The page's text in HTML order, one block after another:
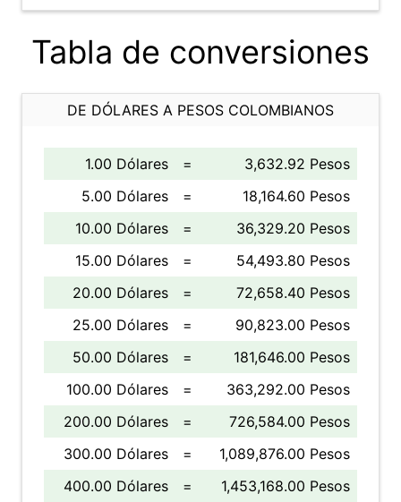
Tabla de conversiones
DE DÓLARES A PESOS COLOMBIANOS
1.00 Dólares =
3,632.92 Pesos
5.00 Dólares
=
18,164.60 Pesos
10.00 Dólares
=
36,329.20 Pesos
15.00 Dólares
=
54,493.80 Pesos
20.00 Dólares
=
72,658.40 Pesos
25.00 Dólares
=
90,823.00 Pesos
50.00 Dólares
=
181,646.00 Pesos
100.00 Dólares
=
363,292.00 Pesos
200.00 Dólares
=
726,584.00 Pesos
300.00 Dólares
=
1,089,876.00 Pesos
400.00 Dólares
=
1,453,168.00 Pesos